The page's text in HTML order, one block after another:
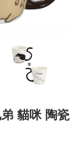
貓咪 陶瓷